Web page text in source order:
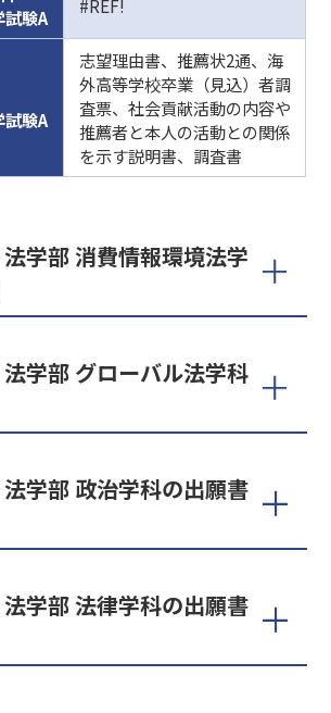
試験A
#REF!
試験A
志望理由書、推薦状2通、海
外高等学校卒業（見込）者調
査票、社会貢献活動の内容や
推薦者と本人の活動との関係
を示す説明書、調査書
学部 消費情報環境法学
学部 グローバル法学科
学部 政治学科の出願書
学部 法律学科の出願書